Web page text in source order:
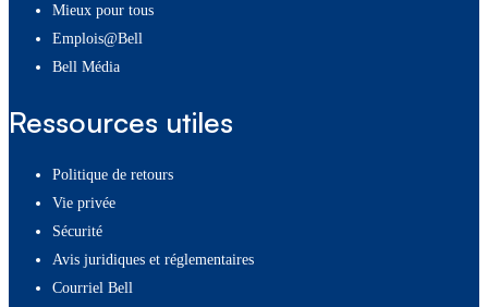
Mieux pour tous
Emplois@Bell
Bell Média
Ressources utiles
Politique de retours
Vie privée
Sécurité
Avis juridiques et réglementaires
Courriel Bell